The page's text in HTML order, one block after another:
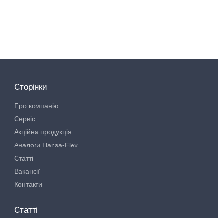
Сторінки
Про компанію
Сервіс
Акційна продукція
Аналоги Hansa-Flex
Статті
Вакансії
Контакти
Статті